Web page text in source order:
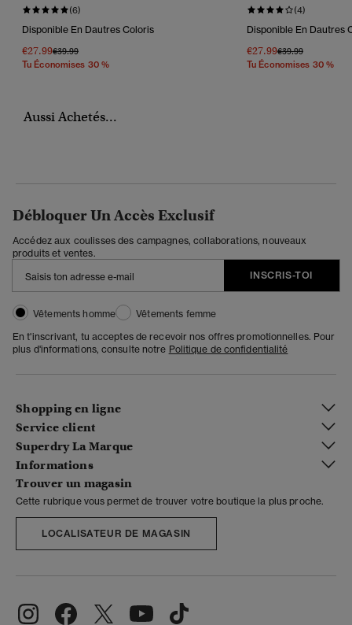
(6)
Disponible En Dautres Coloris
€27.99Prix Réduit De
€39.99À
Tu Économises 30 %
(4)
Disponible En Dautres
€27.99Prix Réduit De
€39.99À
Tu Économises 30 %
Aussi Achetés...
Débloquer Un Accès Exclusif
Accédez aux coulisses des campagnes, collaborations, nouveaux
produits et ventes.
INSCRIS-TOI
Vêtements homme
Vêtements femme
En t'inscrivant, tu acceptes de recevoir nos offres promotionnelles. Pour
plus d'informations, consulte notre Politique de confidentialité
Shopping en ligne
Service client
Superdry La Marque
Informations
Trouver un magasin
Cette rubrique vous permet de trouver votre boutique la plus proche.
LOCALISATEUR DE MAGASIN